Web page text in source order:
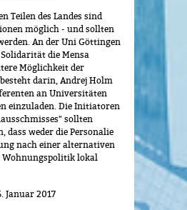
Teilen des Landes sind
möglich - und sollten
An der Uni Göttingen
die Mensa
Möglichkeit der
darin, Andrej Holm
an Universitäten
einzuladen. Die Initiatoren
sollten
dass weder die Personalie
nach einer alternativen
lokal
Januar 2017